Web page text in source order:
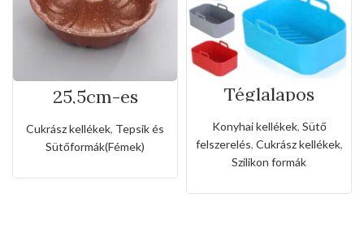
25,5cm-es
tapadásmentes
kuglóf sütőforma
Cukrász kellékek, Tepsik és
Sütőformák(Fémek)
Téglalapos
szilikon forma
forró levegős
sütőhöz
Konyhai kellékek, Sütő
felszerelés, Cukrász kellékek,
Szilikon formák